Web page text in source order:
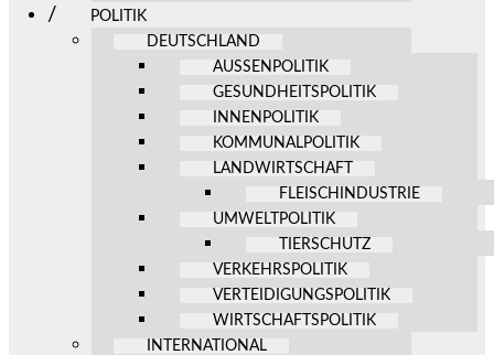
POLITIK
DEUTSCHLAND
AUSSENPOLITIK
GESUNDHEITSPOLITIK
INNENPOLITIK
KOMMUNALPOLITIK
LANDWIRTSCHAFT
FLEISCHINDUSTRIE
UMWELTPOLITIK
TIERSCHUTZ
VERKEHRSPOLITIK
VERTEIDIGUNGSPOLITIK
WIRTSCHAFTSPOLITIK
INTERNATIONAL